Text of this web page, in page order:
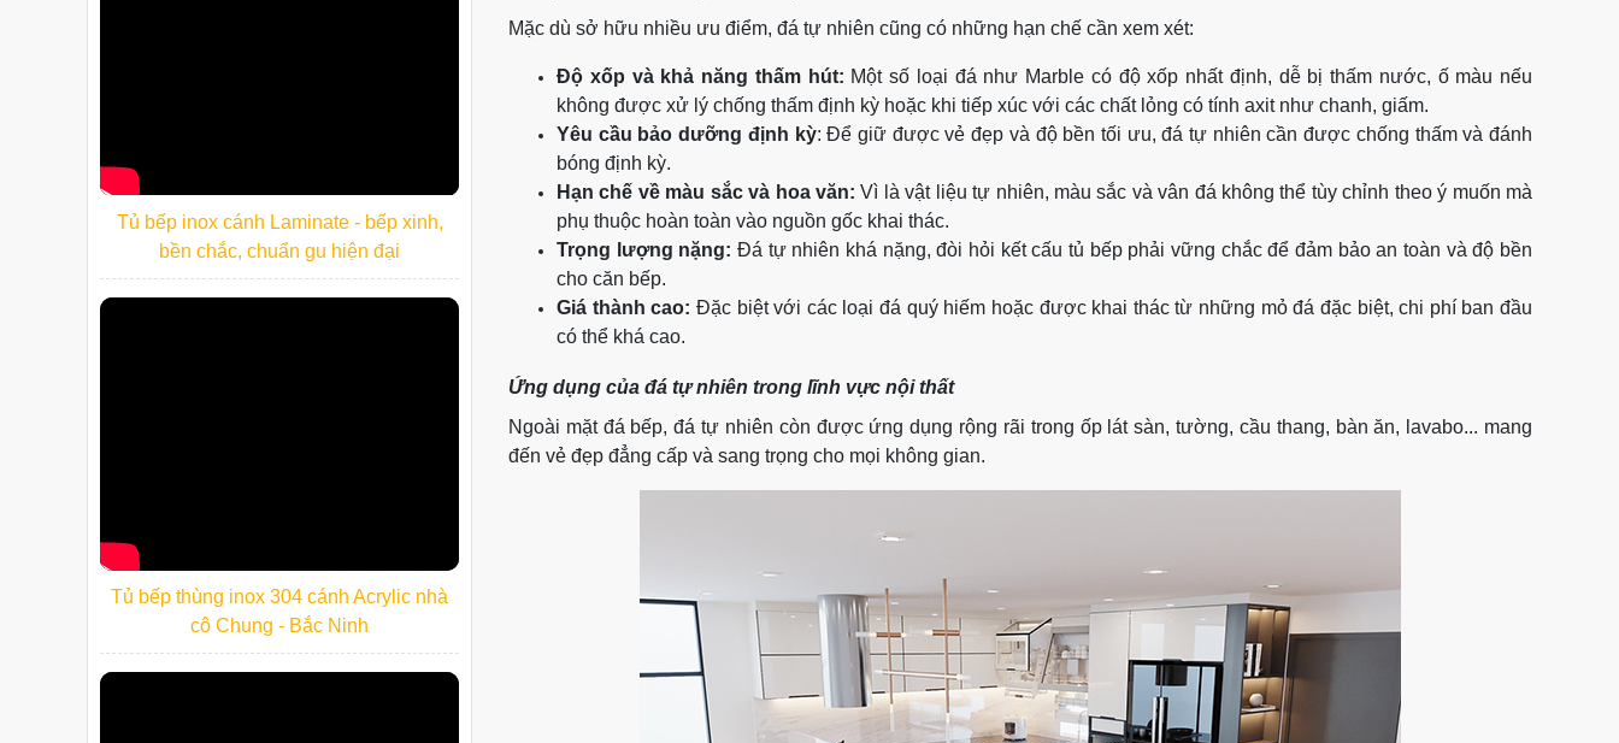
Mặc dù sở hữu nhiều ưu điểm, đá tự nhiên cũng có những hạn chế cần xem xét:
Độ xốp và khả năng thấm hút: Một số loại đá như Marble có độ xốp nhất định, dễ bị thấm nước, ố màu nếu
không được xử lý chống thấm định kỳ hoặc khi tiếp xúc với các chất lỏng có tính axit như chanh, giấm.
Yêu cầu bảo dưỡng định kỳ: Để giữ được vẻ đẹp và độ bền tối ưu, đá tự nhiên cần được chống thấm và đánh
bóng định kỳ.
Hạn chế về màu sắc và hoa văn: Vì là vật liệu tự nhiên, màu sắc và vân đá không thể tùy chỉnh theo ý muốn mà
phụ thuộc hoàn toàn vào nguồn gốc khai thác.
Trọng lượng nặng: Đá tự nhiên khá nặng, đòi hỏi kết cấu tủ bếp phải vững chắc để đảm bảo an toàn và độ bền
cho căn bếp.
Giá thành cao: Đặc biệt với các loại đá quý hiếm hoặc được khai thác từ những mỏ đá đặc biệt, chi phí ban đầu
có thể khá cao.
Ứng dụng của đá tự nhiên trong lĩnh vực nội thất
Ngoài mặt đá bếp, đá tự nhiên còn được ứng dụng rộng rãi trong ốp lát sàn, tường, cầu thang, bàn ăn, lavabo... mang
đến vẻ đẹp đẳng cấp và sang trọng cho mọi không gian.
Tủ bếp inox cánh Laminate - bếp xinh,
bền chắc, chuẩn gu hiện đại
Tủ bếp thùng inox 304 cánh Acrylic nhà
cô Chung - Bắc Ninh